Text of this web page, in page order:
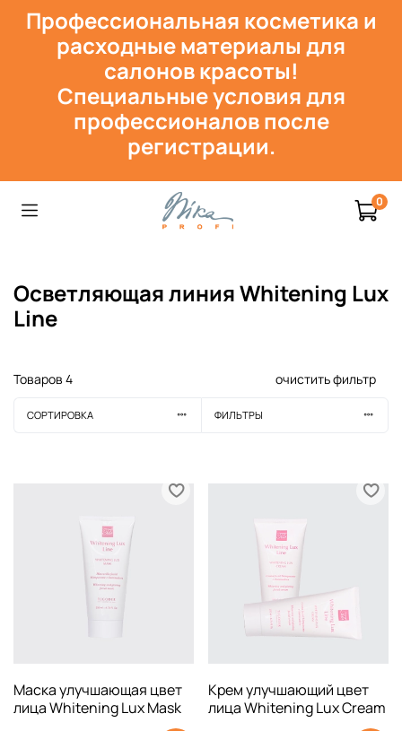
Профессиональная косметика и
расходные материалы для
салонов красоты!
Специальные условия для
профессионалов после
регистрации.
0
Осветляющая линия Whitening Lux
Line
Товаров 4 очистить фильтр
СОРТИРОВКА ФИЛЬТРЫ
Маска улучшающая цвет
лица Whitening Lux Mask
Крем улучшающий цвет
лица Whitening Lux Cream